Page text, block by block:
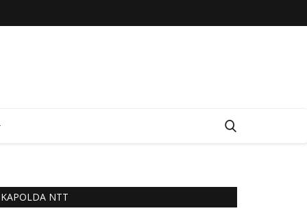
KAPOLDA NTT